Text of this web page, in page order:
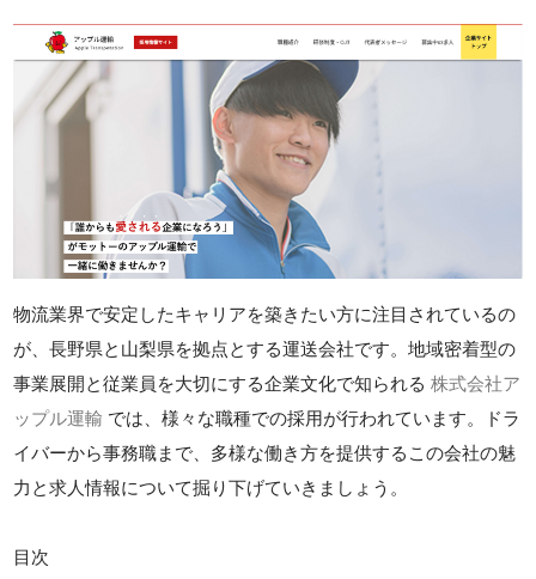
物流業界で安定したキャリアを築きたい方に注目されているの
が、長野県と山梨県を拠点とする運送会社です。地域密着型の
事業展開と従業員を大切にする企業文化で知られる株式会社ア
ップル運輸 では、様々な職種での採用が行われています。ドラ
イバーから事務職まで、多様な働き方を提供するこの会社の魅
力と求人情報について掘り下げていきましょう。
目次